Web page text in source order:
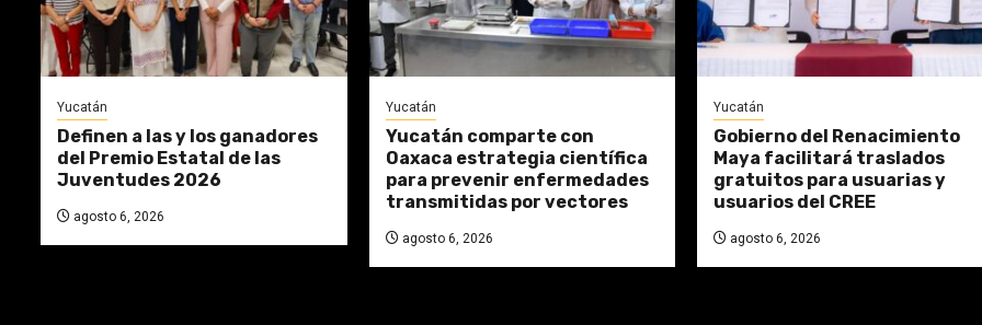
Yucatán
Definen a las y los ganadores
del Premio Estatal de las
Juventudes 2026
agosto 6, 2026
Yucatán
Yucatán comparte con
Oaxaca estrategia científica
para prevenir enfermedades
transmitidas por vectores
agosto 6, 2026
Yucatán
Gobierno del Renacimiento
Maya facilitará traslados
gratuitos para usuarias y
usuarios del CREE
agosto 6, 2026